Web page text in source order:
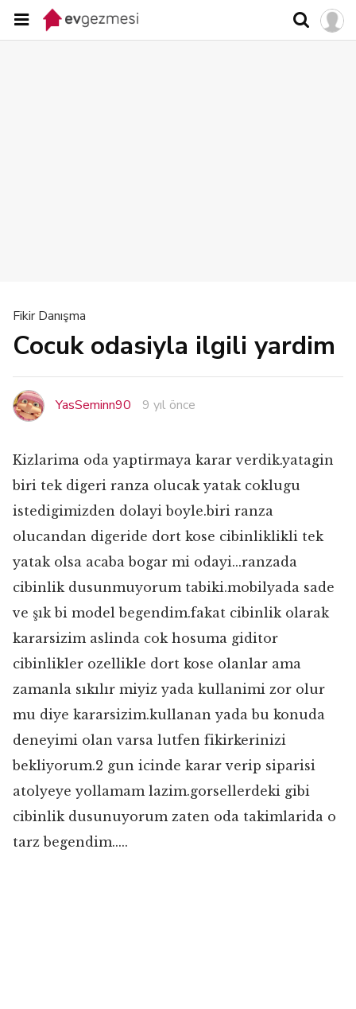
Fikir Danışma
Cocuk odasiyla ilgili yardim
YasSeminn90 9 yıl önce
Kizlarima oda yaptirmaya karar verdik.yatagin
biri tek digeri ranza olucak yatak coklugu
istedigimizden dolayi boyle.biri ranza
olucandan digeride dort kose cibinliklikli tek
yatak olsa acaba bogar mi odayi...ranzada
cibinlik dusunmuyorum tabiki.mobilyada sade
ve şık bi model begendim.fakat cibinlik olarak
kararsizim aslinda cok hosuma giditor
cibinlikler ozellikle dort kose olanlar ama
zamanla sıkılır miyiz yada kullanimi zor olur
mu diye kararsizim.kullanan yada bu konuda
deneyimi olan varsa lutfen fikirkerinizi
bekliyorum.2 gun icinde karar verip siparisi
atolyeye yollamam lazim.gorsellerdeki gibi
cibinlik dusunuyorum zaten oda takimlarida o
tarz begendim.....